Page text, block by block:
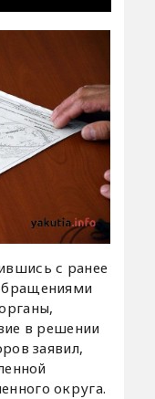
с ранее
в решении
заявил,
округа.